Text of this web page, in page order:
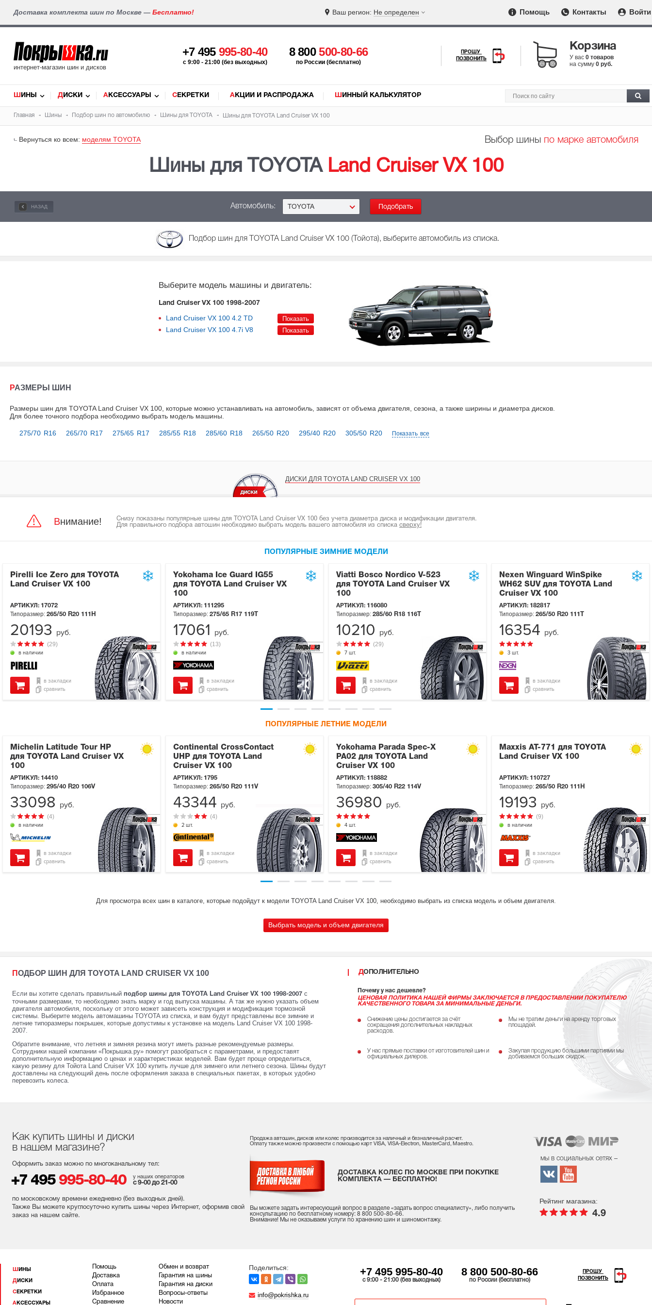
Доставка комплекта шин по Москве — Бесплатно! Ваш регион: Не определен Помощь Контакты Войти
интернет-магазин шин и дисков
+7 495 995-80-40
c 9:00 - 21:00 (без выходных)
8 800500-80-66
по России (бесплатно)
ПРОШУ
ПОЗВОНИТЬ
Корзина
У вас 0 товаров
на сумму 0 руб.
ШИНЫ ДИСКИ АКСЕССУАРЫ СЕКРЕТКИ АКЦИИ И РАСПРОДАЖА ШИННЫЙ КАЛЬКУЛЯТОР
Главная Шины Подбор шин по автомобилю Шины для TOYOTA Шины для TOYOTA Land Cruiser VX 100
Вернуться ко всем: моделям TOYOTA Выбор шины по марке автомобиля
Шины для TOYOTA Land Cruiser VX 100
НАЗАД Автомобиль: TOYOTA
Подбор шин для TOYOTA Land Cruiser VX 100 (Тойота), выберите автомобиль из списка.
Выберите модель машины и двигатель:
Land Cruiser VX 100 1998-2007
Land Cruiser VX 100 4.2 TD
Land Cruiser VX 100 4.7i V8
РАЗМЕРЫ ШИН
Размеры шин для TOYOTA Land Cruiser VX 100, которые можно устанавливать на автомобиль , зависят от объема двигателя, сезона, а также ширины и диаметра дисков.
Для более точного подбора необходимо выбрать модель машины
275/70 R16 265/70 R17 275/65 R17 285/55 R18 285/60 R18 265/50 R20 295/40 R20 305/50 R20 Показать все
ДИСКИ ДЛЯ TOYOTA LAND CRUISER VX 100
Внимание!
Снизу показаны популярные шины для TOYOTA Land Cruiser VX 100 без учета диаметра диска и модификации двигателя.
Для правильного подбора автошин необходимо выбрать модель вашего автомобиля из списка сверху!
ПОПУЛЯРНЫЕ ЗИМНИЕ МОДЕЛИ
Pirelli Ice Zero для TOYOTA
Land Cruiser VX 100
АРТИКУЛ: 17072
в наличии
(29)
Типоразмер: 265/50 R20 111H
в закладки
сравнить
20193 руб.
Yokohama Ice Guard IG55
для TOYOTA Land Cruiser VX
100
АРТИКУЛ: 111295
в наличии
(13)
Типоразмер: 275/65 R17 119T
в закладки
сравнить
17061 руб.
Viatti Bosco Nordico V-523
для TOYOTA Land Cruiser VX
100
АРТИКУЛ: 116080
7 шт.
(29)
Типоразмер: 285/60 R18 116T
в закладки
сравнить
10210 руб.
Nexen Winguard WinSpike
WH62 SUV для TOYOTA Land
Cruiser VX 100
АРТИКУЛ: 182817
3 шт.
Типоразмер: 265/50 R20 111T
в закладки
сравнить
16354 руб.
ПОПУЛЯРНЫЕ ЛЕТНИЕ МОДЕЛИ
Michelin Latitude Tour HP
для TOYOTA Land Cruiser VX
100
АРТИКУЛ: 14410
в наличии
(4)
Типоразмер: 295/40 R20 106V
в закладки
сравнить
33098 руб.
Continental CrossContact
UHP для TOYOTA Land
Cruiser VX 100
АРТИКУЛ: 1795
2 шт.
(4)
Типоразмер: 265/50 R20 111V
в закладки
сравнить
43344 руб.
Yokohama Parada Spec-X
PA02 для TOYOTA Land
Cruiser VX 100
АРТИКУЛ: 118882
4 шт.
Типоразмер: 305/40 R22 114V
в закладки
сравнить
36980 руб.
Maxxis AT-771 для TOYOTA
Land Cruiser VX 100
АРТИКУЛ: 110727
в наличии
(9)
Типоразмер: 265/50 R20 111H
в закладки
сравнить
19193 руб.
Для просмотра всех шин в каталоге, которые подойдут к модели TOYOTA Land Cruiser VX 100, необходимо выбрать из списка модель и объем двигателя.
Выбрать модель и объем двигателя
ПОДБОР ШИН ДЛЯ TOYOTA LAND CRUISER VX 100
Если вы хотите сделать правильный подбор шины для TOYOTA Land Cruiser VX 100 1998-2007 с
точными размерами, то необходимо знать марку и год выпуска машины. А так же нужно указать объем
двигателя автомобиля, поскольку от этого может зависеть конструкция и модификация тормозной
системы. Выберите модель автомашины TOYOTA из списка, и вам будут представлены все зимние и
летние типоразмеры покрышек, которые допустимы к установке на модель Land Cruiser VX 100 1998-
2007.
Обратите внимание, что летняя и зимняя резина могут иметь разные рекомендуемые размеры.
Сотрудники нашей компании «Покрышка.ру» помогут разобраться с параметрами, и предоставят
дополнительную информацию о ценах и характеристиках моделей. Вам будет проще определиться,
какую резину для Тойота Land Cruiser VX 100 купить лучше для зимнего или летнего сезона. Шины будут
доставлены на следующий день после оформления заказа в специальных пакетах, в которых удобно
перевозить колеса.
ДОПОЛНИТЕЛЬНО
Почему у нас дешевле?
ЦЕНОВАЯ ПОЛИТИКА НАШЕЙ ФИРМЫ ЗАКЛЮЧАЕТСЯ В ПРЕДОСТАВЛЕНИИ ПОКУПАТЕЛЮ
КАЧЕСТВЕННОГО ТОВАРА ЗА МИНИМАЛЬНЫЕ ДЕНЬГИ.
Снижение цены достигается за счёт
сокращения дополнительных накладных
расходов.
Мы не тратим деньги на аренду торговых
площадей.
У нас прямые поставки от изготовителей шин и
официальных дилеров.
Закупая продукцию большими партиями мы
добиваемся больших скидок.
Как купить шины и диски
в нашем магазине?
Оформить заказ можно по многоканальному тел:
+7 495 995-80-40 у наших операторов
с 9-00 до 21-00
по московскому времени ежедневно (без выходных дней).
Также Вы можете круглосуточно купить шины через Интернет, оформив свой
заказ на нашем сайте.
Продажа автошин, дисков или колес производится за наличный и безналичный расчет.
Оплату также можно произвести с помощью карт VISA, VISA-Electron, MasterCard, Maestro.
ДОСТАВКА КОЛЕС ПО МОСКВЕ ПРИ ПОКУПКЕ
КОМПЛЕКТА — БЕСПЛАТНО!
Вы можете задать интересующий вопрос в разделе «задать вопрос специалисту», либо получить
консультацию по бесплатному номеру: 8 800 500-80-66.
Внимание! Мы не оказываем услуги по хранению шин и шиномонтажу.
мы в социальных сетях –
Рейтинг магазина:
4.9
ШИНЫ
ДИСКИ
СЕКРЕТКИ
АКСЕССУАРЫ
Помощь
Доставка
Оплата
Избранное
Сравнение
Обмен и возврат
Гарантия на шины
Гарантия на диски
Вопросы-ответы
Новости
Поделиться:
info@pokrishka.ru
+7 495 995-80-40
c 9:00 - 21:00 (без выходных)
8 800 500-80-66
по России (бесплатно)
ПРОШУ
ПОЗВОНИТЬ